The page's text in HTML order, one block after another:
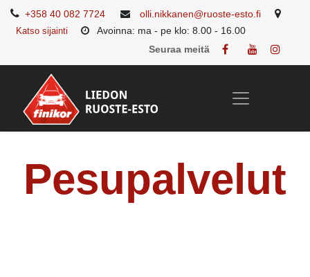
+358 40 082 7724 olli.nikkanen@ruoste-esto.fi
Katso sijainti
Avoinna: ma - pe klo: 8.00 - 16.00
Seuraa meitä
Pesupalvelut